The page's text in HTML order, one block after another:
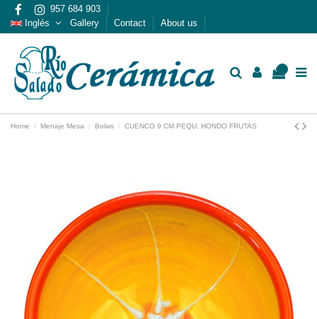
957 684 903
Inglés
Gallery Contact About us
Home Menaje Mesa Bolws CUENCO 9 CM PEQU. HONDO FRUTAS